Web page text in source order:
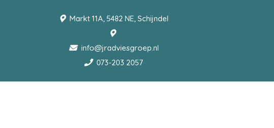
Markt 11A, 5482 NE, Schijndel
info@jradviesgroep.nl
073-203 2057